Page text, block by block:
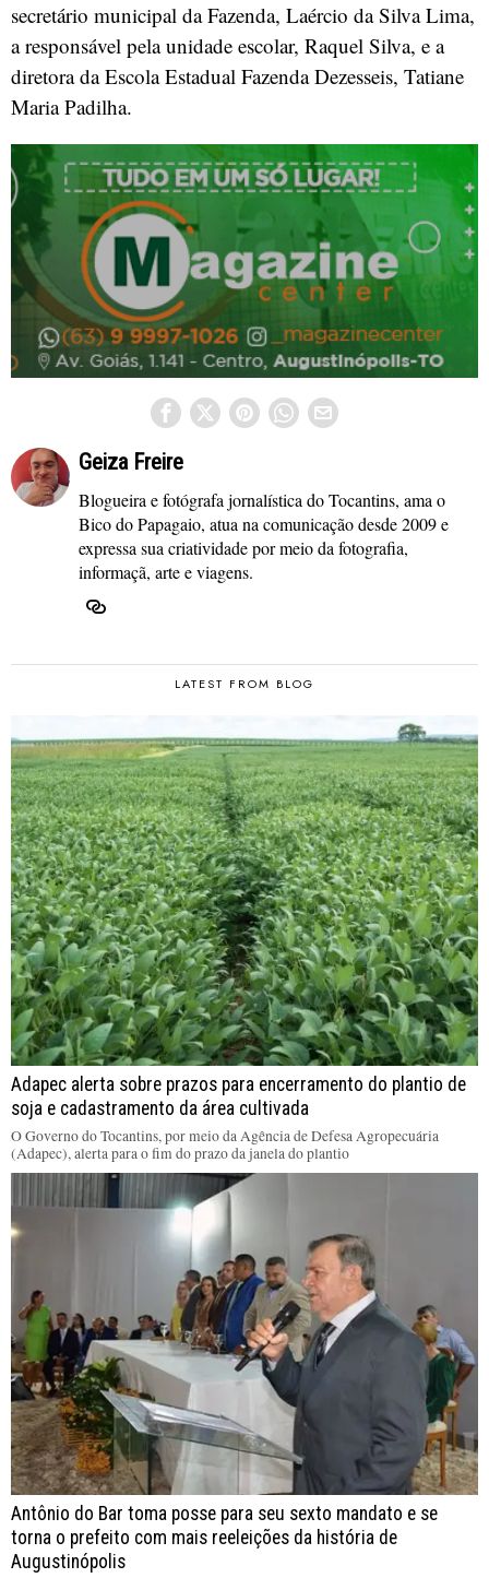
secretário municipal da Fazenda, Laércio da Silva Lima,
a responsável pela unidade escolar, Raquel Silva, e a
diretora da Escola Estadual Fazenda Dezesseis, Tatiane
Maria Padilha.
Geiza Freire
Blogueira e fotógrafa jornalística do Tocantins, ama o
Bico do Papagaio, atua na comunicação desde 2009 e
expressa sua criatividade por meio da fotografia,
informaçã, arte e viagens.
LATEST FROM BLOG
Adapec alerta sobre prazos para encerramento do plantio de
soja e cadastramento da área cultivada
O Governo do Tocantins, por meio da Agência de Defesa Agropecuária
(Adapec), alerta para o fim do prazo da janela do plantio
Antônio do Bar toma posse para seu sexto mandato e se
torna o prefeito com mais reeleições da história de
Augustinópolis